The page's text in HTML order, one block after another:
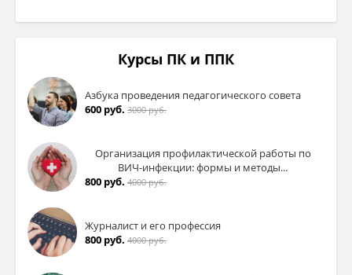
Курсы ПК и ППК
Азбука проведения педагогического совета
600 руб. 3000 руб.
Организация профилактической работы по
ВИЧ-инфекции: формы и методы...
800 руб. 4000 руб.
Журналист и его профессия
800 руб. 4000 руб.